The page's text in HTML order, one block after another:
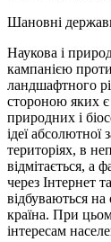
Шановні
Наукова і
кампанією
ландшафтного
стороною яких є
природних і
ідеї
територіях, в
відмітається, а
через Інтернет
відбуваються
країна. При
інтересам